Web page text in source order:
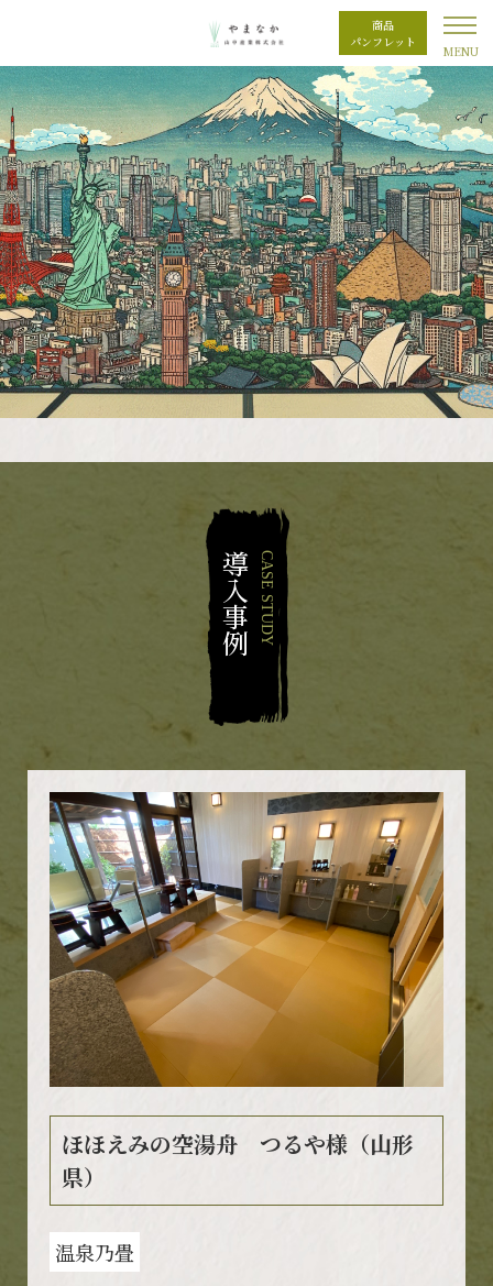
商品
パンフレット
"わ"を、広げよう
畳のある"和"の空間を、人の"輪"、
循環の"環"をもって世界の人々へ
「諸行無畳」の心で"わ"を広げます
CASE STUDY
導入事例
ほほえみの空湯舟 つるや様（山形
県）
温泉乃畳